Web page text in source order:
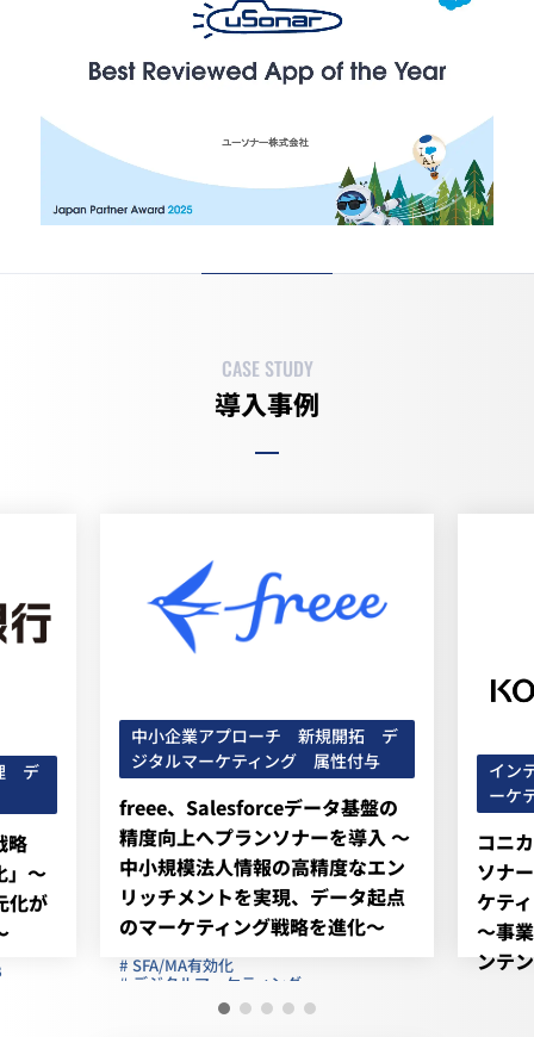
CASE STUDY
導入事例
デ
略
」～
化が
中小企業アプローチ 新規開拓 デ
ジタルマーケティング 属性付与
freee、Salesforceデータ基盤の
精度向上へプランソナーを導入 ～
中小規模法人情報の高精度なエン
リッチメントを実現、データ起点
のマーケティング戦略を進化～
SFA/MA有効化
デジタルマーケティング
企業属性付与・分析 新規営業先リスト
イン
ーケ
コニ
ソナ
ケテ
～事
ンテ